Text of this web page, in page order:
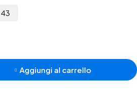
43
Aggiungi al carrello